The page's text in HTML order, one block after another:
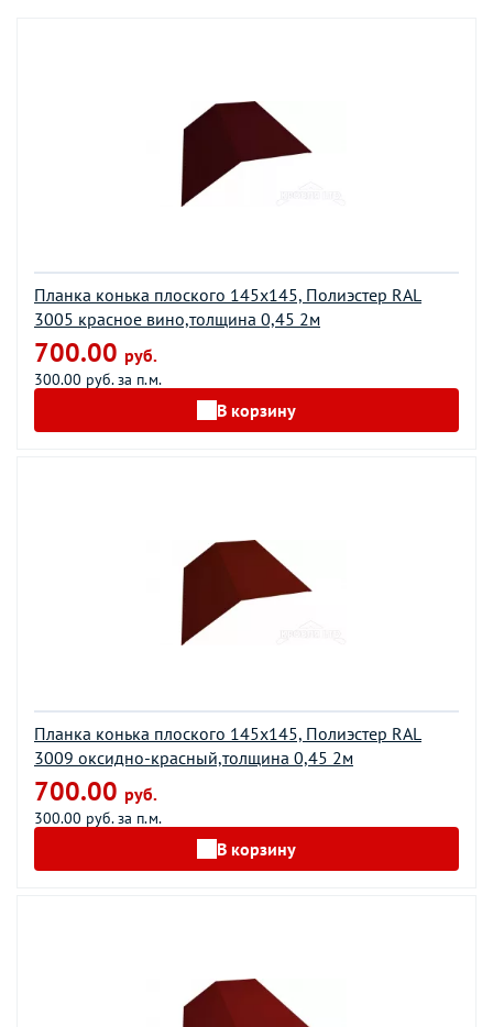
Планка конька плоского 145х145, Полиэстер RAL
3005 красное вино,толщина 0,45 2м
700.00 руб.
300.00 руб. за п.м.
В корзину
Планка конька плоского 145х145, Полиэстер RAL
3009 оксидно-красный,толщина 0,45 2м
700.00 руб.
300.00 руб. за п.м.
В корзину